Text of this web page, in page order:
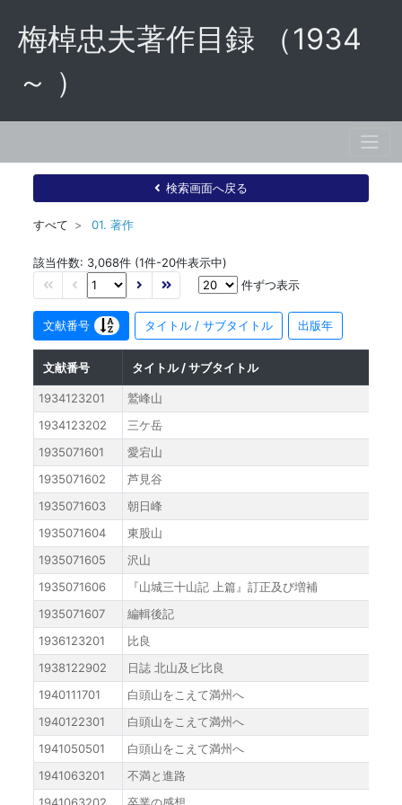
梅棹忠夫著作目録 （1934
～ ）
検索画面へ戻る
すべて 01. 著作
該当件数: 3,068件 (1件-20件表示中)
件ずつ表示
文献番号 タイトル / サブタイトル 出版年
文献番号 タイトル / サブタイトル
1934123201
鷲峰山
1934123202
三ケ岳
1935071601
愛宕山
1935071602
芦見谷
1935071603
朝日峰
1935071604
東股山
1935071605
沢山
1935071606
『山城三十山記 上篇』訂正及び増補
1935071607
編輯後記
1936123201
比良
1938122902
日誌 北山及ビ比良
1940111701
白頭山をこえて満州へ
1940122301
白頭山をこえて満州へ
1941050501
白頭山をこえて満州へ
1941063201
不満と進路